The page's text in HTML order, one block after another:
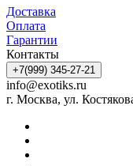
Доставка
Оплата
Гарантии
Контакты
+7(999) 345-27-21
info@exotiks.ru
г. Москва, ул.